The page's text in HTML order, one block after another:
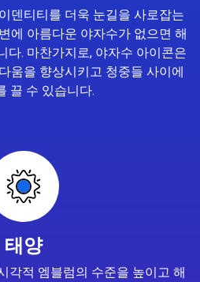
덴티티를 더욱 눈길을 사로잡는
에 아름다운 야자수가 없으면 해
다. 마찬가지로, 야자수 아이콘은
움을 향상시키고 청중들 사이에
끌 수 있습니다.
태양
각적 엠블럼의 수준을 높이고 해